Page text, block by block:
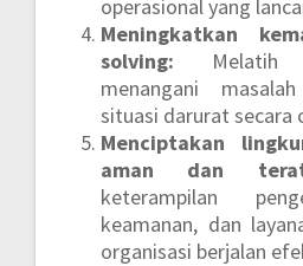
operasional yang
Meningkatkan
solving: Melatih
menangani
situasi darurat secara
Menciptakan
aman dan
keterampilan
keamanan, dan
organisasi berjalan